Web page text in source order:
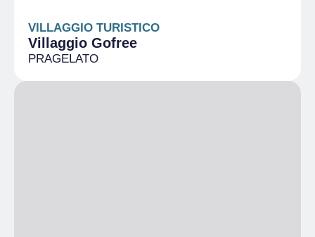
VILLAGGIO TURISTICO
Villaggio Gofree
PRAGELATO